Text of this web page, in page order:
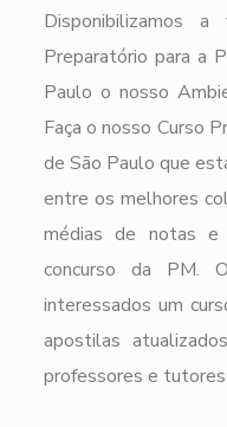
Disponibilizamos
Preparatório para a
Paulo o nosso
Faça o nosso Curso
de São Paulo que
entre os melhores
médias de notas e
concurso da PM.
interessados um
apostilas
professores e